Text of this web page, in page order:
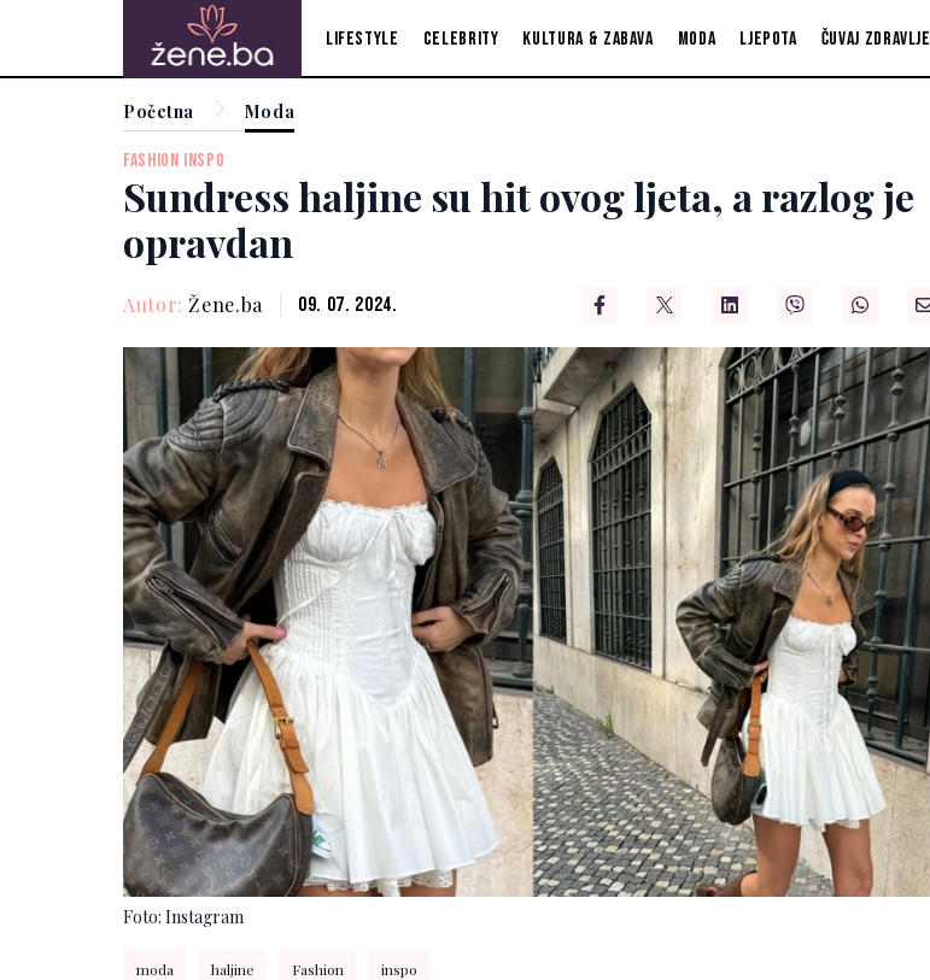
Lifestyle Celebrity Kultura & zabava Moda Ljepota Čuvaj zdravlje
Početna Moda
FASHION INSPO
Sundress haljine su hit ovog ljeta, a razlog je
opravdan
Autor: Žene.ba 09. 07. 2024.
Foto: Instagram
moda haljine Fashion inspo